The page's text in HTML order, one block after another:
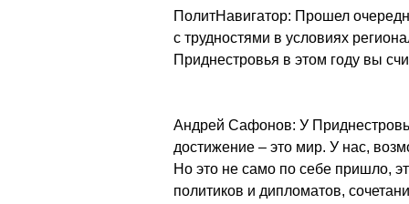
ПолитНавигатор: Прошел
с трудностями в условиях
Приднестровья в этом году вы
Андрей Сафонов: У
достижение – это мир. У нас,
Но это не само по себе пришло,
политиков и дипломатов,